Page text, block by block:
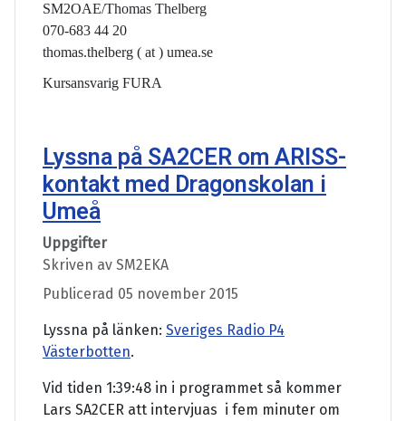
SM2OAE/Thomas Thelberg
070-683 44 20
thomas.thelberg ( at ) umea.se
Kursansvarig FURA
Lyssna på SA2CER om ARISS-
kontakt med Dragonskolan i
Umeå
Uppgifter
Skriven av SM2EKA
Publicerad 05 november 2015
Lyssna på länken: Sveriges Radio P4
Västerbotten.
Vid tiden 1:39:48 in i programmet så kommer
Lars SA2CER att intervjuas i fem minuter om